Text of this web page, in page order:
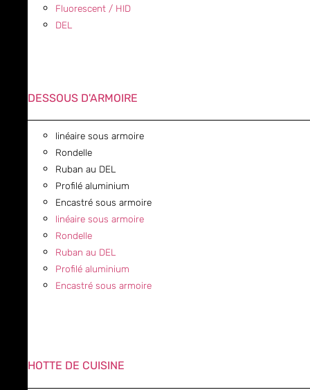
Fluorescent / HID
DEL
DESSOUS D'ARMOIRE
linéaire sous armoire
Rondelle
Ruban au DEL
Profilé aluminium
Encastré sous armoire
linéaire sous armoire
Rondelle
Ruban au DEL
Profilé aluminium
Encastré sous armoire
HOTTE DE CUISINE